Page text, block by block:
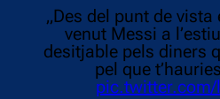
„Des del punt de
venut Messi a
desitjable pels diners
pel que
pic.twitter.com/